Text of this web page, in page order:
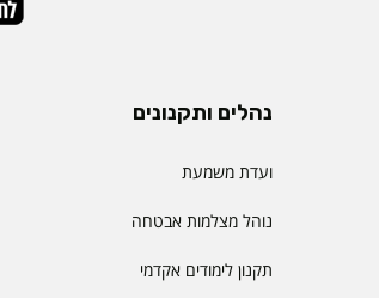
נהלים ותקנונים
ועדת משמעת
נוהל מצלמות אבטחה
תקנון לימודים אקדמי